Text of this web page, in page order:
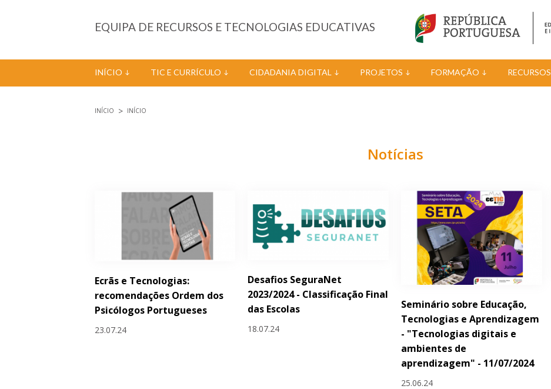
EQUIPA DE RECURSOS E TECNOLOGIAS EDUCATIVAS
INÍCIO TIC E CURRÍCULO CIDADANIA DIGITAL PROJETOS FORMAÇÃO RECURSOS
INÍCIO INÍCIO
Notícias
Ecrãs e Tecnologias:
recomendações Ordem dos
Psicólogos Portugueses
23.07.24
Desafios SeguraNet
2023/2024 - Classificação Final
das Escolas
18.07.24
Seminário sobre Educação,
Tecnologias e Aprendizagem
- "Tecnologias digitais e
ambientes de
aprendizagem" - 11/07/2024
25.06.24